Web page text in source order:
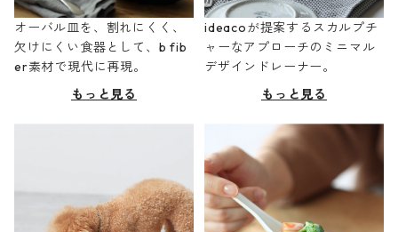
オーバル皿を、割れにくく、
欠けにくい食器として、b fib
er素材で現代に再現。
もっと見る
ideacoが提案するスカルプチ
ャーなアプローチのミニマル
デザインドレーナー。
もっと見る